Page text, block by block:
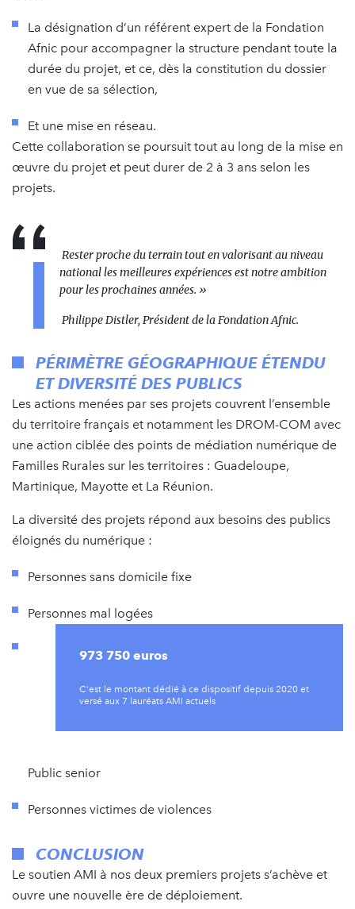
La désignation d’un référent expert de la Fondation
Afnic pour accompagner la structure pendant toute la
durée du projet, et ce, dès la constitution du dossier
en vue de sa sélection,
Et une mise en réseau.
Cette collaboration se poursuit tout au long de la mise en
œuvre du projet et peut durer de 2 à 3 ans selon les
projets.
Rester proche du terrain tout en valorisant au niveau
national les meilleures expériences est notre ambition
pour les prochaines années. »
Philippe Distler, Président de la Fondation Afnic.
PÉRIMÈTRE GÉOGRAPHIQUE ÉTENDU
ET DIVERSITÉ DES PUBLICS
Les actions menées par ses projets couvrent l’ensemble
du territoire français et notamment les DROM-COM avec
une action ciblée des points de médiation numérique de
Familles Rurales sur les territoires : Guadeloupe,
Martinique, Mayotte et La Réunion.
La diversité des projets répond aux besoins des publics
éloignés du numérique :
Personnes sans domicile fixe
Personnes mal logées
973 750 euros
C'est le montant dédié à ce dispositif depuis 2020 et
versé aux 7 lauréats AMI actuels
Public senior
Personnes victimes de violences
CONCLUSION
Le soutien AMI à nos deux premiers projets s’achève et
ouvre une nouvelle ère de déploiement.